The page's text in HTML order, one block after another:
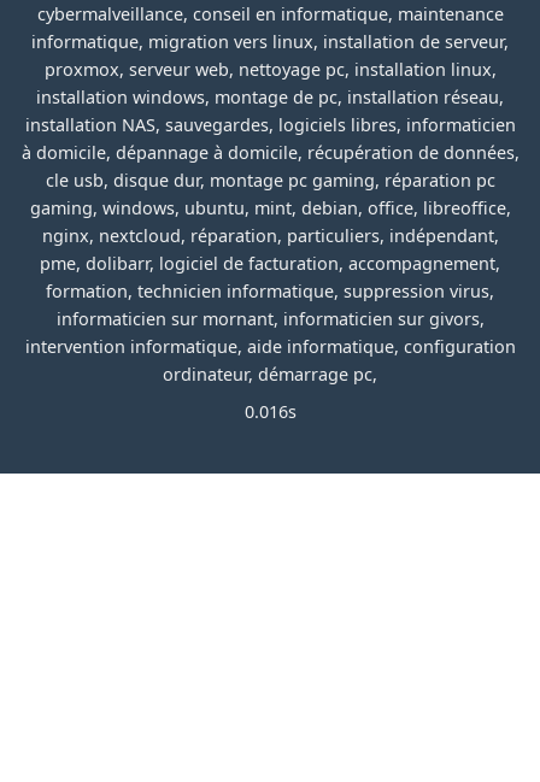
cybermalveillance, conseil en informatique, maintenance
informatique, migration vers linux, installation de serveur,
proxmox, serveur web, nettoyage pc, installation linux,
installation windows, montage de pc, installation réseau,
installation NAS, sauvegardes, logiciels libres, informaticien
à domicile, dépannage à domicile, récupération de données,
cle usb, disque dur, montage pc gaming, réparation pc
gaming, windows, ubuntu, mint, debian, office, libreoffice,
nginx, nextcloud, réparation, particuliers, indépendant,
pme, dolibarr, logiciel de facturation, accompagnement,
formation, technicien informatique, suppression virus,
informaticien sur mornant, informaticien sur givors,
intervention informatique, aide informatique, configuration
ordinateur, démarrage pc,
0.016s